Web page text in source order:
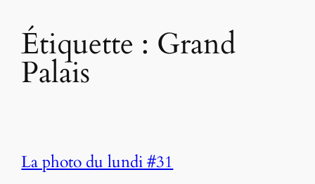
Étiquette : Grand
Palais
La photo du lundi #31